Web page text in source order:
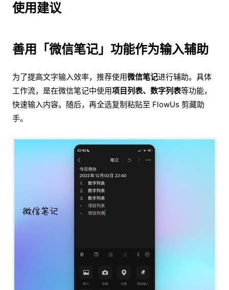
使用建议
善用「微信笔记」功能作为输入辅助
为了提高文字输入效率，推荐使用微信笔记进行辅助。具体
工作流，是在微信笔记中使用项目列表、数字列表等功能，
快速输入内容。随后，再全选复制粘贴至 FlowUs 剪藏助
手。